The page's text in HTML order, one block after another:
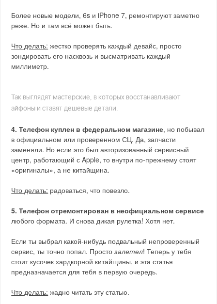
Более новые модели, 6s и iPhone 7, ремонтируют заметно
реже. Но и там всё может быть.
Что делать: жестко проверять каждый девайс, просто
зондировать его насквозь и высматривать каждый
миллиметр.
Так выглядят мастерские, в которых восстанавливают
айфоны и ставят дешевые детали.
4. Телефон куплен в федеральном магазине, но побывал
в официальном или проверенном СЦ. Да, запчасти
заменяли. Но если это был авторизованный сервисный
центр, работающий с Apple, то внутри по-прежнему стоят
«оригиналы», а не китайщина.
Что делать: радоваться, что повезло.
5. Телефон отремонтирован в неофициальном сервисе
любого формата. И снова дикая рулетка! Хотя нет.
Если ты выбрал какой-нибудь подвальный непроверенный
сервис, ты точно попал. Простозалетел! Теперь у тебя
стоит кусочек хардкорной китайщины, и эта статья
предназначается для тебя в первую очередь.
Что делать: жадно читать эту статью.